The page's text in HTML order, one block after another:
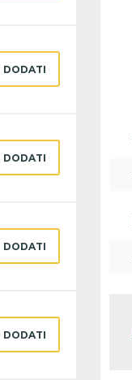
DODATI
DODATI
DODATI
DODATI